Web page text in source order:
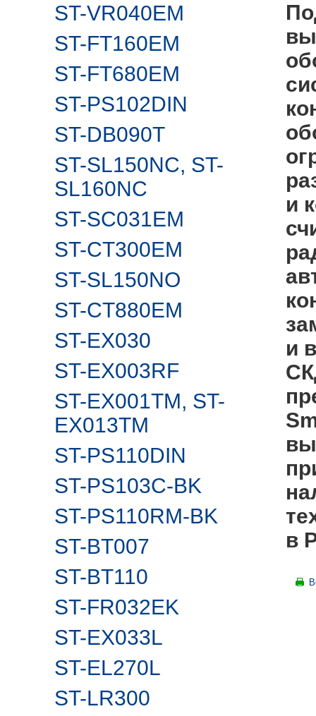
ST-VR040EM
ST-FT160EM
ST-FT680EM
ST-PS102DIN
ST-DB090T
ST-SL150NC, ST-
SL160NC
ST-SC031EM
ST-CT300EM
ST-SL150NO
ST-CT880EM
ST-EX030
ST-EX003RF
ST-EX001TM, ST-
EX013TM
ST-PS110DIN
ST-PS103C-BK
ST-PS110RM-BK
ST-BT007
ST-BT110
ST-FR032EK
ST-EX033L
ST-EL270L
ST-LR300
и
и
в